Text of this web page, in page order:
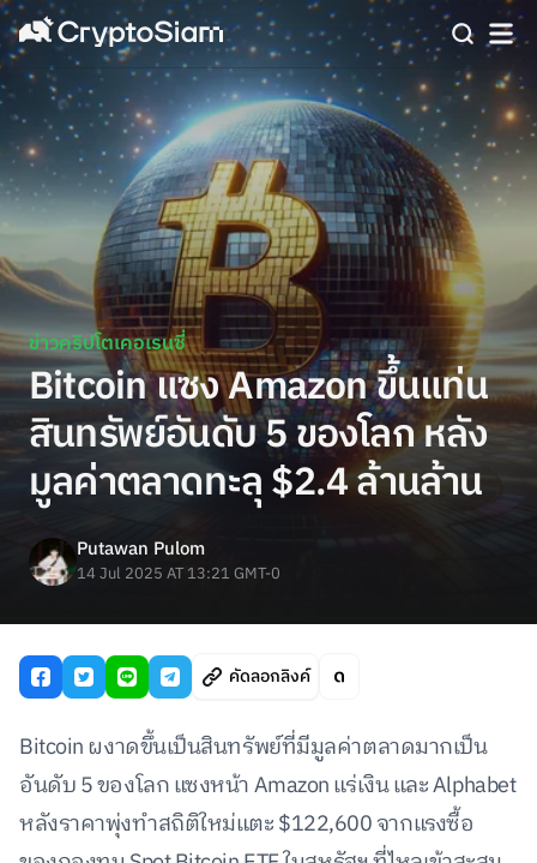
ข่าวคริปโตเคอเรนซี่
Bitcoin แซง Amazon ขึ้นแท่น
สินทรัพย์อันดับ 5 ของโลก หลัง
มูลค่าตลาดทะลุ $2.4 ล้านล้าน
Putawan Pulom
14 Jul 2025 AT 13:21 GMT-0
คัดลอกลิงค์
Bitcoin ผงาดขึ้นเป็นสินทรัพย์ที่มีมูลค่าตลาดมากเป็น
อันดับ 5 ของโลก แซงหน้า Amazon แร่เงิน และ Alphabet
หลังราคาพุ่งทำสถิติใหม่แตะ $122,600 จากแรงซื้อ